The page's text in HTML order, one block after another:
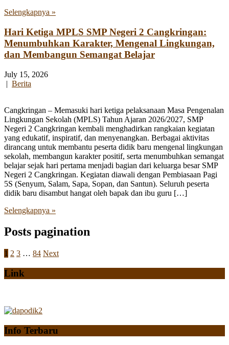
Selengkapnya »
Hari Ketiga MPLS SMP Negeri 2 Cangkringan:
Menumbuhkan Karakter, Mengenal Lingkungan,
dan Membangun Semangat Belajar
July 15, 2026
| Berita
Cangkringan – Memasuki hari ketiga pelaksanaan Masa Pengenalan
Lingkungan Sekolah (MPLS) Tahun Ajaran 2026/2027, SMP
Negeri 2 Cangkringan kembali menghadirkan rangkaian kegiatan
yang edukatif, inspiratif, dan menyenangkan. Berbagai aktivitas
dirancang untuk membantu peserta didik baru mengenal lingkungan
sekolah, membangun karakter positif, serta menumbuhkan semangat
belajar sejak hari pertama menjadi bagian dari keluarga besar SMP
Negeri 2 Cangkringan. Kegiatan diawali dengan Pembiasaan Pagi
5S (Senyum, Salam, Sapa, Sopan, dan Santun). Seluruh peserta
didik baru disambut hangat oleh bapak dan ibu guru […]
Selengkapnya »
Posts pagination
1 2 3 … 84 Next
Link
Info Terbaru